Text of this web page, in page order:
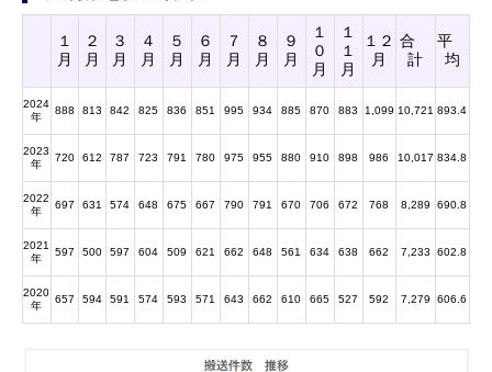
１
月
２
月
３
月
４
月
５
月
６
月
７
月
８
月
９
月
１
０
月
１
１
月
１２
月
合
計
平
均
2024
年
888 813 842 825 836 851 995 934 885 870 883 1,099 10,721 893.4
2023
年
720 612 787 723 791 780 975 955 880 910 898 986 10,017 834.8
2022
年
697 631 574 648 675 667 790 791 670 706 672 768 8,289 690.8
2021
年
597 500 597 604 509 621 662 648 561 634 638 662 7,233 602.8
2020
年
657 594 591 574 593 571 643 662 610 665 527 592 7,279 606.6